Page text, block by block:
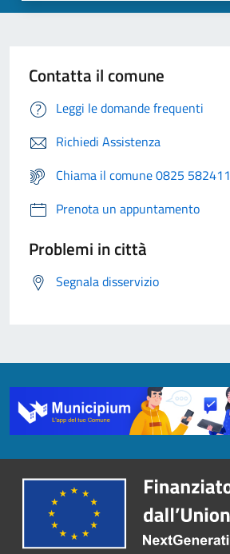
Contatta il comune
Leggi le domande frequenti
Richiedi Assistenza
Chiama il comune 0825 582411
Prenota un appuntamento
Problemi in città
Segnala disservizio